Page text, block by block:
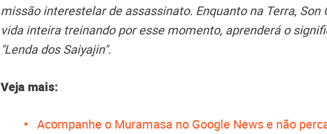
missão interestelar de assassinato. Enquanto na Terra, Son
vida inteira treinando por esse momento, aprenderá o
"Lenda dos Saiyajin".
Veja mais:
Acompanhe o Muramasa no Google News e não